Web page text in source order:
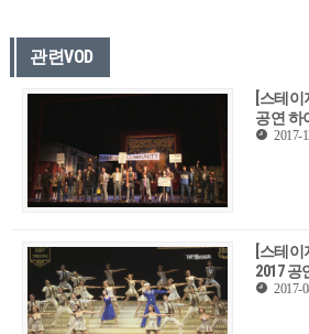
관련VOD
[스테이
공연 하
2017-
[스테이
2017 공
2017-